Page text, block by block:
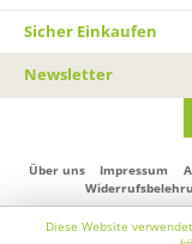
Sicher Einkaufen
Newsletter
Über uns Impressum
* Alle Preise inkl.
Diese Website